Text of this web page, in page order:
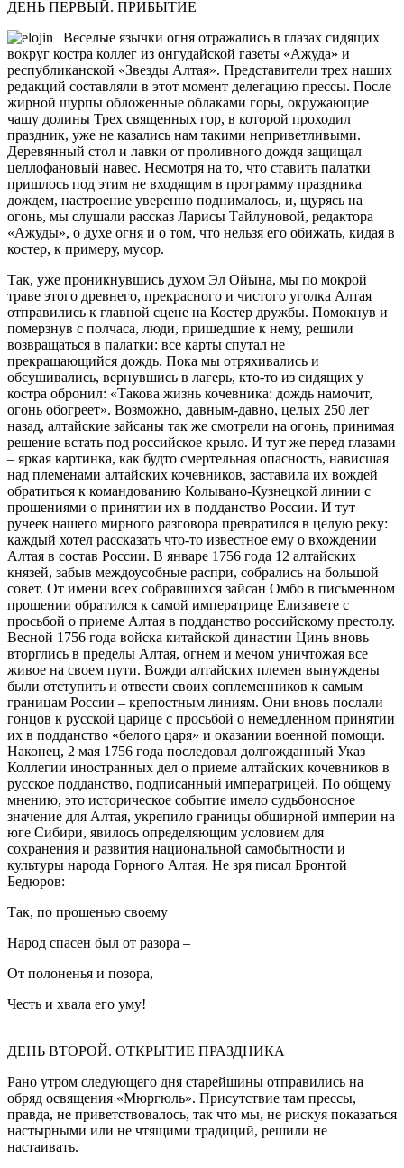
ДЕНЬ ПЕРВЫЙ. ПРИБЫТИЕ
Веселые язычки огня отражались в глазах сидящих
вокруг костра коллег из онгудайской газеты «Ажуда» и
республиканской «Звезды Алтая». Представители трех наших
редакций составляли в этот момент делегацию прессы. После
жирной шурпы обложенные облаками горы, окружающие
чашу долины Трех священных гор, в которой проходил
праздник, уже не казались нам такими неприветливыми.
Деревянный стол и лавки от проливного дождя защищал
целлофановый навес. Несмотря на то, что ставить палатки
пришлось под этим не входящим в программу праздника
дождем, настроение уверенно поднималось, и, щурясь на
огонь, мы слушали рассказ Ларисы Тайлуновой, редактора
«Ажуды», о духе огня и о том, что нельзя его обижать, кидая в
костер, к примеру, мусор.
Так, уже проникнувшись духом Эл Ойына, мы по мокрой
траве этого древнего, прекрасного и чистого уголка Алтая
отправились к главной сцене на Костер дружбы. Помокнув и
померзнув с полчаса, люди, пришедшие к нему, решили
возвращаться в палатки: все карты спутал не
прекращающийся дождь. Пока мы отряхивались и
обсушивались, вернувшись в лагерь, кто-то из сидящих у
костра обронил: «Такова жизнь кочевника: дождь намочит,
огонь обогреет». Возможно, давным-давно, целых 250 лет
назад, алтайские зайсаны так же смотрели на огонь, принимая
решение встать под российское крыло. И тут же перед глазами
– яркая картинка, как будто смертельная опасность, нависшая
над племенами алтайских кочевников, заставила их вождей
обратиться к командованию Колывано-Кузнецкой линии с
прошениями о принятии их в подданство России. И тут
ручеек нашего мирного разговора превратился в целую реку:
каждый хотел рассказать что-то известное ему о вхождении
Алтая в состав России. В январе 1756 года 12 алтайских
князей, забыв междоусобные распри, собрались на большой
совет. От имени всех собравшихся зайсан Омбо в письменном
прошении обратился к самой императрице Елизавете с
просьбой о приеме Алтая в подданство российскому престолу.
Весной 1756 года войска китайской династии Цинь вновь
вторглись в пределы Алтая, огнем и мечом уничтожая все
живое на своем пути. Вожди алтайских племен вынуждены
были отступить и отвести своих соплеменников к самым
границам России – крепостным линиям. Они вновь послали
гонцов к русской царице с просьбой о немедленном принятии
их в подданство «белого царя» и оказании военной помощи.
Наконец, 2 мая 1756 года последовал долгожданный Указ
Коллегии иностранных дел о приеме алтайских кочевников в
русское подданство, подписанный императрицей. По общему
мнению, это историческое событие имело судьбоносное
значение для Алтая, укрепило границы обширной империи на
юге Сибири, явилось определяющим условием для
сохранения и развития национальной самобытности и
культуры народа Горного Алтая. Не зря писал Бронтой
Бедюров:
Так, по прошенью своему
Народ спасен был от разора –
От полоненья и позора,
Честь и хвала его уму!
ДЕНЬ ВТОРОЙ. ОТКРЫТИЕ ПРАЗДНИКА
Рано утром следующего дня старейшины отправились на
обряд освящения «Мюргюль». Присутствие там прессы,
правда, не приветствовалось, так что мы, не рискуя показаться
настырными или не чтящими традиций, решили не
настаивать.